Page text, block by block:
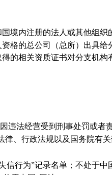
境内注册的法人或其他组织
格的总公司（总所）出具给
的相关资质证书对分支机构
违法经营受到刑事处罚或者
律、行政法规以及国务院有
信行为”记录名单；不处于中